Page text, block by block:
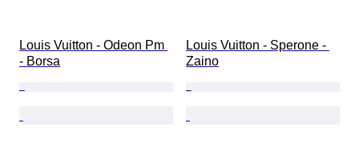
Louis Vuitton - Odeon Pm
- Borsa
Louis Vuitton - Sperone -
Zaino